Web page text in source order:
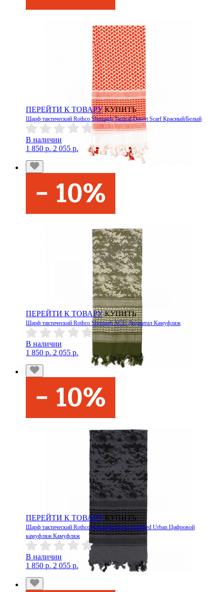
ПЕРЕЙТИ К ТОВАРУ КУПИТЬ
Шарф тактический Rothco Shemagh Tactical Desert Scarf Красный/Белый
В наличии
1 850 р. 2 055 р.
ПЕРЕЙТИ К ТОВАРУ КУПИТЬ
Шарф тактический Rothco Shemagh ACU Диджитал Камуфляж
В наличии
1 850 р. 2 055 р.
ПЕРЕЙТИ К ТОВАРУ КУПИТЬ
Шарф тактический Rothco Shemagh Desert Subdued Urban Цифровой
камуфляж Камуфляж
В наличии
1 850 р. 2 055 р.